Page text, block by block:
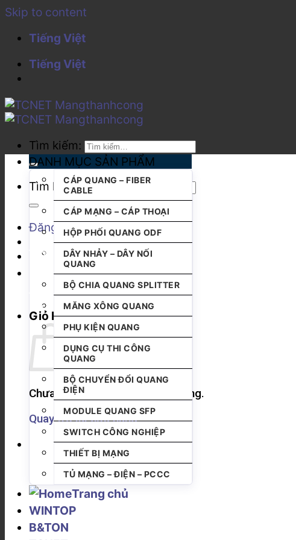
Skip to content
Tiếng Việt
Tiếng Việt
Tìm kiếm:
Tìm kiếm:
Đăng nhập
Giỏ hàng
Chưa có sản phẩm trong giỏ hàng.
Quay trở lại cửa hàng
DANH MỤC SẢN PHẨM
CÁP QUANG – FIBER
CABLE
CÁP MẠNG – CÁP THOẠI
HỘP PHỐI QUANG ODF
DÂY NHẢY – DÂY NỐI
QUANG
BỘ CHIA QUANG SPLITTER
MĂNG XÔNG QUANG
PHỤ KIỆN QUANG
DỤNG CỤ THI CÔNG
QUANG
BỘ CHUYỂN ĐỔI QUANG
ĐIỆN
MODULE QUANG SFP
SWITCH CÔNG NGHIỆP
THIẾT BỊ MẠNG
TỦ MẠNG – ĐIỆN – PCCC
Trang chủ
WINTOP
B&TON